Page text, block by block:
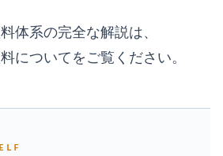
体系の完全な解説は、
についてをご覧ください。